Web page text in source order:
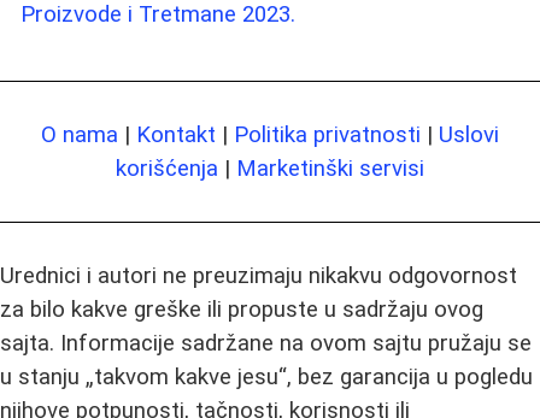
Proizvode i Tretmane 2023.
O nama | Kontakt | Politika privatnosti | Uslovi
korišćenja | Marketinški servisi
Urednici i autori ne preuzimaju nikakvu odgovornost
za bilo kakve greške ili propuste u sadržaju ovog
sajta. Informacije sadržane na ovom sajtu pružaju se
u stanju „takvom kakve jesu“, bez garancija u pogledu
njihove potpunosti, tačnosti, korisnosti ili